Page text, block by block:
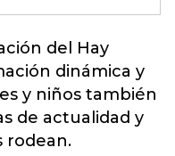
del Hay
dinámica y
y niños también
de actualidad y
rodean.